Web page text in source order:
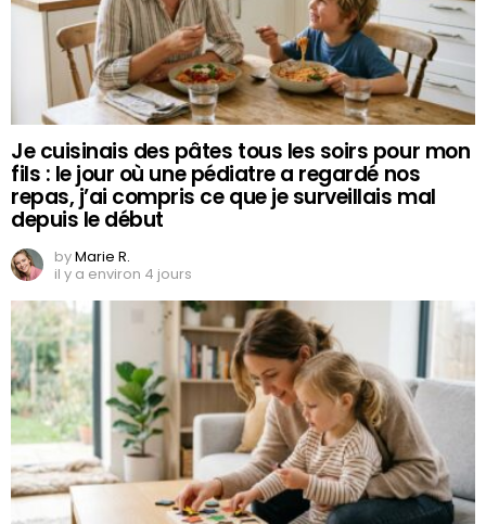
Je cuisinais des pâtes tous les soirs pour mon
fils : le jour où une pédiatre a regardé nos
repas, j’ai compris ce que je surveillais mal
depuis le début
byMarie R.
il y a environ 4 jours